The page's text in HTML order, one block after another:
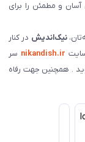
و مطمئن را برای
نیک‌اندیش در کنار
nikandish.ir سر
. همچنین جهت رفاه